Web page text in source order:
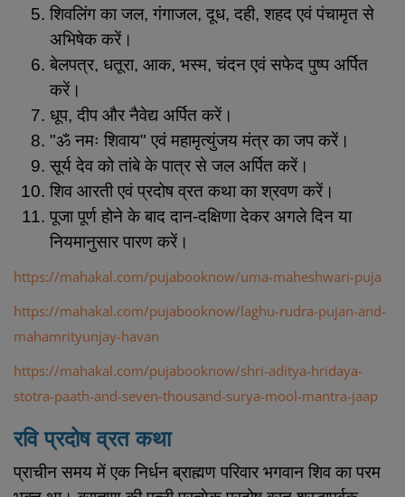
शिवलिंग का जल, गंगाजल, दूध, दही, शहद एवं पंचामृत से
अभिषेक करें।
बेलपत्र, धतूरा, आक, भस्म, चंदन एवं सफेद पुष्प अर्पित
करें।
धूप, दीप और नैवेद्य अर्पित करें।
"ॐ नमः शिवाय" एवं महामृत्युंजय मंत्र का जप करें।
सूर्य देव को तांबे के पात्र से जल अर्पित करें।
शिव आरती एवं प्रदोष व्रत कथा का श्रवण करें।
पूजा पूर्ण होने के बाद दान-दक्षिणा देकर अगले दिन या
नियमानुसार पारण करें।
https://mahakal.com/pujabooknow/uma-maheshwari-puja
https://mahakal.com/pujabooknow/laghu-rudra-pujan-and-
mahamrityunjay-havan
https://mahakal.com/pujabooknow/shri-aditya-hridaya-
stotra-paath-and-seven-thousand-surya-mool-mantra-jaap
रवि प्रदोष व्रत कथा
प्राचीन समय में एक निर्धन ब्राह्मण परिवार भगवान शिव का परम